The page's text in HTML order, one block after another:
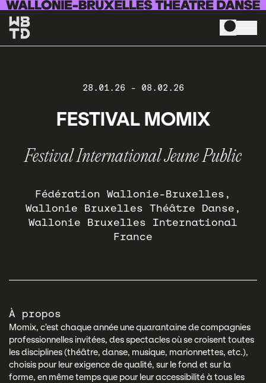
Aller au contenu principal
28.01.26 - 08.02.26
FESTIVAL MOMIX
Festival International Jeune Public
Fédération Wallonie-Bruxelles
Wallonie Bruxelles Théâtre Danse
Wallonie Bruxelles International
France
À propos
Momix, c’est chaque année une quarantaine de compagnies
professionnelles invitées, des spectacles où se croisent toutes
les disciplines (théâtre, danse, musique, marionnettes, etc.),
choisis pour leur exigence de qualité, sur le fond et sur la
forme, en même temps que pour leur accessibilité à tous les